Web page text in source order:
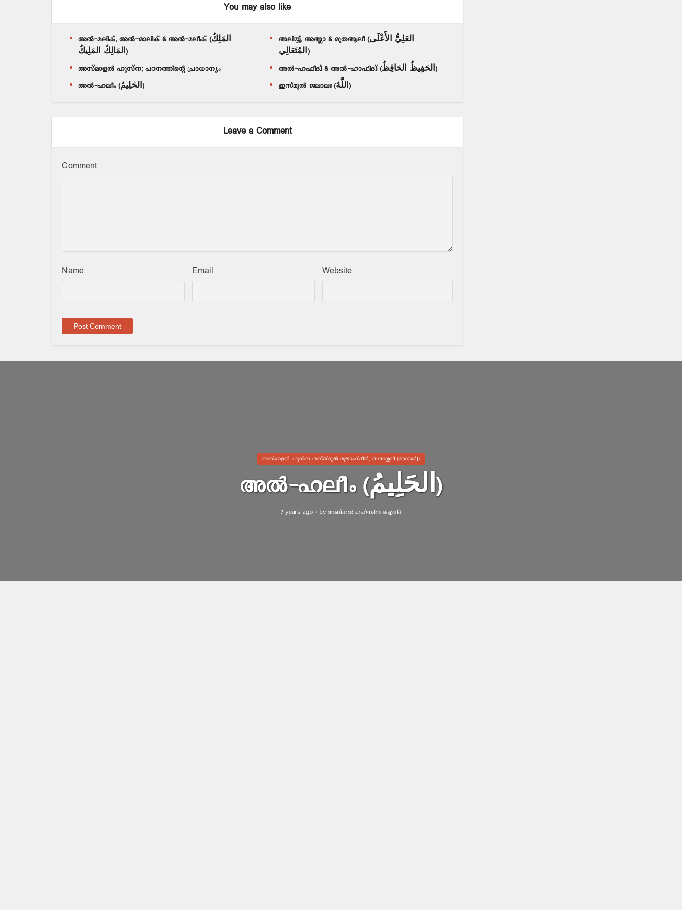
You may also like
അൽ-മലിക്, അൽ-മാലിക് & അൽ-മലീക് (المَلِكُ
المَالِكُ المَلِيكُ)
അലിയ്യ്, അഅ്ലാ & മുതആലീ (العَلِيُّ الأَعْلَى
المُتَعَالِي)
അസ്മാഉൽ ഹുസ്ന; പഠനത്തിന്റെ പ്രാധാന്യം
അൽ-ഹഫീദ്വ് & അൽ-ഹാഫിദ്വ് (الحَفِيظُ الحَافِظُ)
അൽ-ഹലീം (الحَلِيمُ)
ഇസ്മുൽ ജലാലഃ (اللَّهُ)
Leave a Comment
Comment
Name Email Website
അസ്മാഉല്‍ ഹുസ്ന (മസ്ജിദുൽ മുജാഹിദീൻ, തലശ്ശേരി [ഞായർ])
അൽ-ഹലീം (الحَلِيمُ)
7 years ago by അബ്ദുല്‍ മുഹ്സിന്‍ ഐദീദ്